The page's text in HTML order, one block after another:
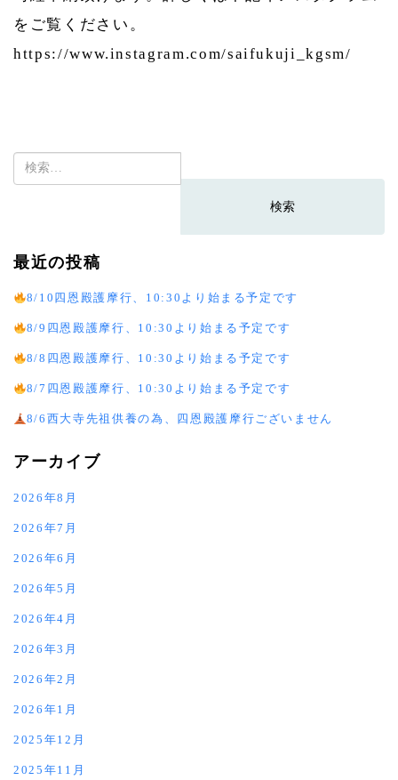
をご覧ください。
https://www.instagram.com/saifukuji_kgsm/
検
索:
最近の投稿
8/10四恩殿護摩行、10:30より始まる予定です
8/9四恩殿護摩行、10:30より始まる予定です
8/8四恩殿護摩行、10:30より始まる予定です
8/7四恩殿護摩行、10:30より始まる予定です
8/6西大寺先祖供養の為、四恩殿護摩行ございません
アーカイブ
2026年8月
2026年7月
2026年6月
2026年5月
2026年4月
2026年3月
2026年2月
2026年1月
2025年12月
2025年11月